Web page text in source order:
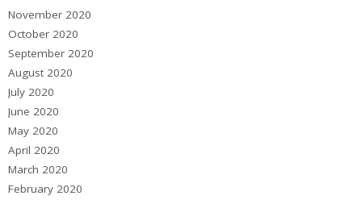
November 2020
October 2020
September 2020
August 2020
July 2020
June 2020
May 2020
April 2020
March 2020
February 2020